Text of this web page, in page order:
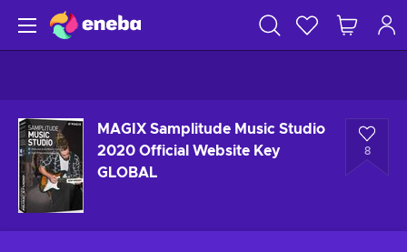
MAGIX Samplitude Music Studio
2020 Official Website Key
GLOBAL
8